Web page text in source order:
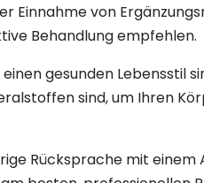
Einnahme von
Behandlung empfehlen.
gesunden Lebensstil
sind, um Ihren
Rücksprache mit einem